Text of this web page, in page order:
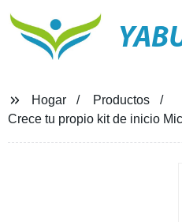
Hogar
Productos
Crece tu propio kit de inicio